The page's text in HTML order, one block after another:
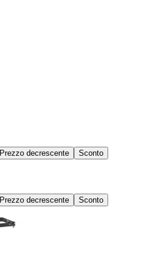
Prezzo decrescente Sconto
Prezzo decrescente Sconto